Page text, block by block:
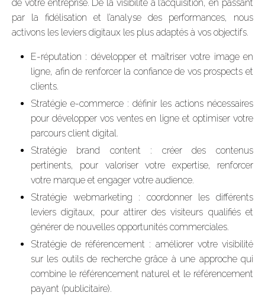
de votre entreprise. De la visibilité à l’acquisition, en passant
par la fidélisation et l’analyse des performances, nous
activons les leviers digitaux les plus adaptés à vos objectifs.
E-réputation : développer et maîtriser votre image en
ligne, afin de renforcer la confiance de vos prospects et
clients.
Stratégie e-commerce : définir les actions nécessaires
pour développer vos ventes en ligne et optimiser votre
parcours client digital.
Stratégie brand content : créer des contenus
pertinents, pour valoriser votre expertise, renforcer
votre marque et engager votre audience.
Stratégie webmarketing : coordonner les différents
leviers digitaux, pour attirer des visiteurs qualifiés et
générer de nouvelles opportunités commerciales.
Stratégie de référencement : améliorer votre visibilité
sur les outils de recherche grâce à une approche qui
combine le référencement naturel et le référencement
payant (publicitaire).